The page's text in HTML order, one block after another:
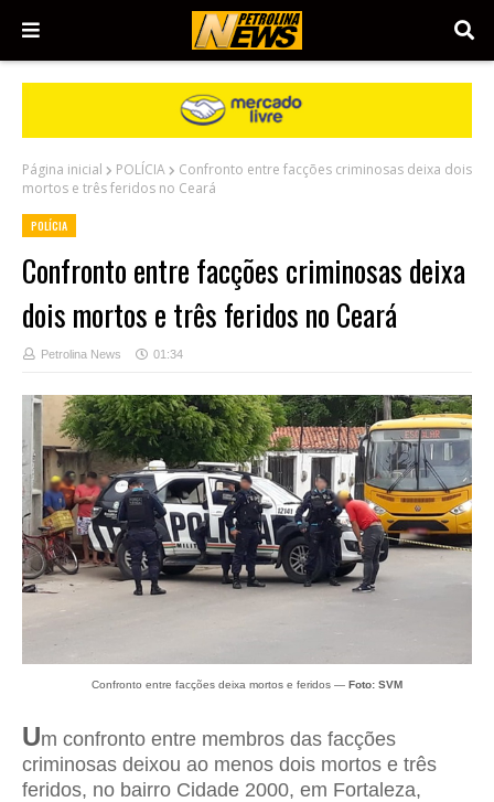
Página inicial POLÍCIA
Confronto entre facções criminosas deixa dois
mortos e três feridos no Ceará
POLÍCIA
Confronto entre facções criminosas deixa
dois mortos e três feridos no Ceará
Petrolina News 01:34
Confronto entre facções deixa mortos e feridos — Foto: SVM
Um confronto entre membros das facções
criminosas deixou ao menos dois mortos e três
feridos, no bairro Cidade 2000, em Fortaleza,